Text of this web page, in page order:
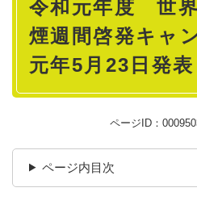
令和元年度 世
煙週間啓発キャ
元年5月23日発表
ページID：
ページ内目次